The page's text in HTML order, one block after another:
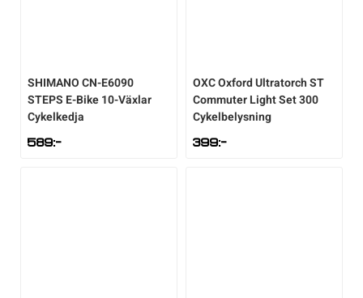
SHIMANOCN-E6090
STEPS E-Bike 10-Växlar
Cykelkedja
589:-
OXCOxford Ultratorch ST
Commuter Light Set 300
Cykelbelysning
399:-